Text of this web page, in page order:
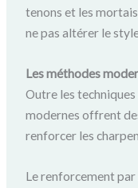
tenons et les
ne pas altérer le
Les méthodes
Outre les
modernes offrent
renforcer les
Le renforcement